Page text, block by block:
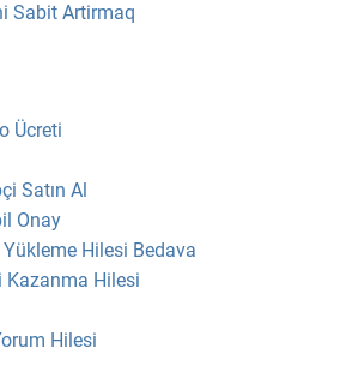
Sabit Artirmaq
Ücreti
Satın Al
Onay
Hilesi Bedava
Kazanma Hilesi
Hilesi